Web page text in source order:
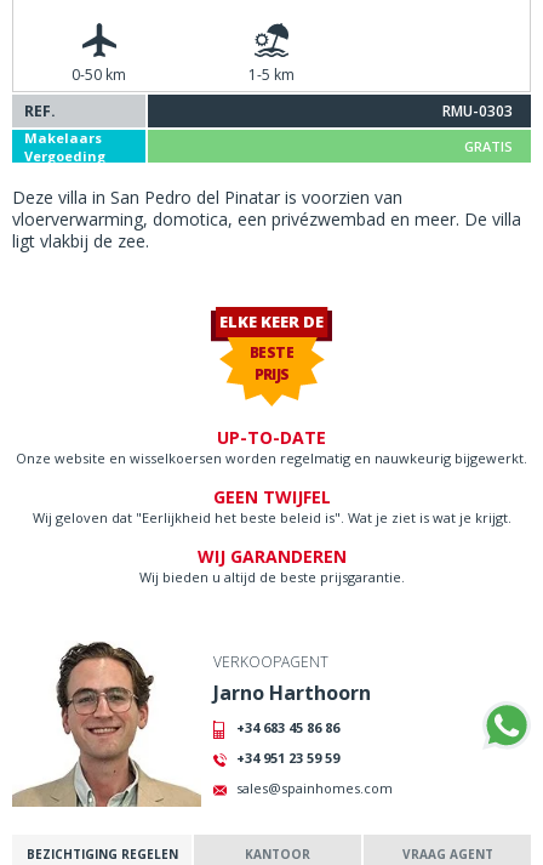
0-50 km
1-5 km
REF.
RMU-0303
Makelaars
Vergoeding
GRATIS
Deze villa in San Pedro del Pinatar is voorzien van
vloerverwarming, domotica, een privézwembad en meer. De villa
ligt vlakbij de zee.
ELKE KEER DE
BESTE
PRIJS
UP-TO-DATE
Onze website en wisselkoersen worden regelmatig en nauwkeurig bijgewerkt.
GEEN TWIJFEL
Wij geloven dat "Eerlijkheid het beste beleid is". Wat je ziet is wat je krijgt.
WIJ GARANDEREN
Wij bieden u altijd de beste prijsgarantie.
VERKOOPAGENT
Jarno Harthoorn
+34 683 45 86 86
+34 951 23 59 59
sales@spainhomes.com
BEZICHTIGING REGELEN KANTOOR VRAAG AGENT